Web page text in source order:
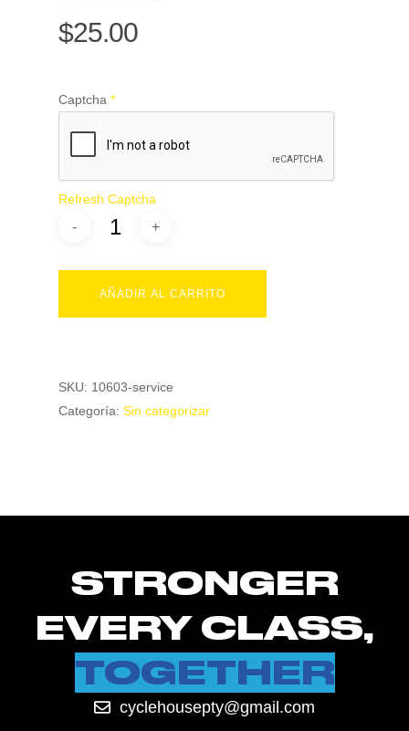
$25.00
Captcha *
Refresh Captcha
AÑADIR AL CARRITO
SKU: 10603-service
Categoría: Sin categorizar
STRONGER
EVERY CLASS,
TOGETHER
cyclehousepty@gmail.com